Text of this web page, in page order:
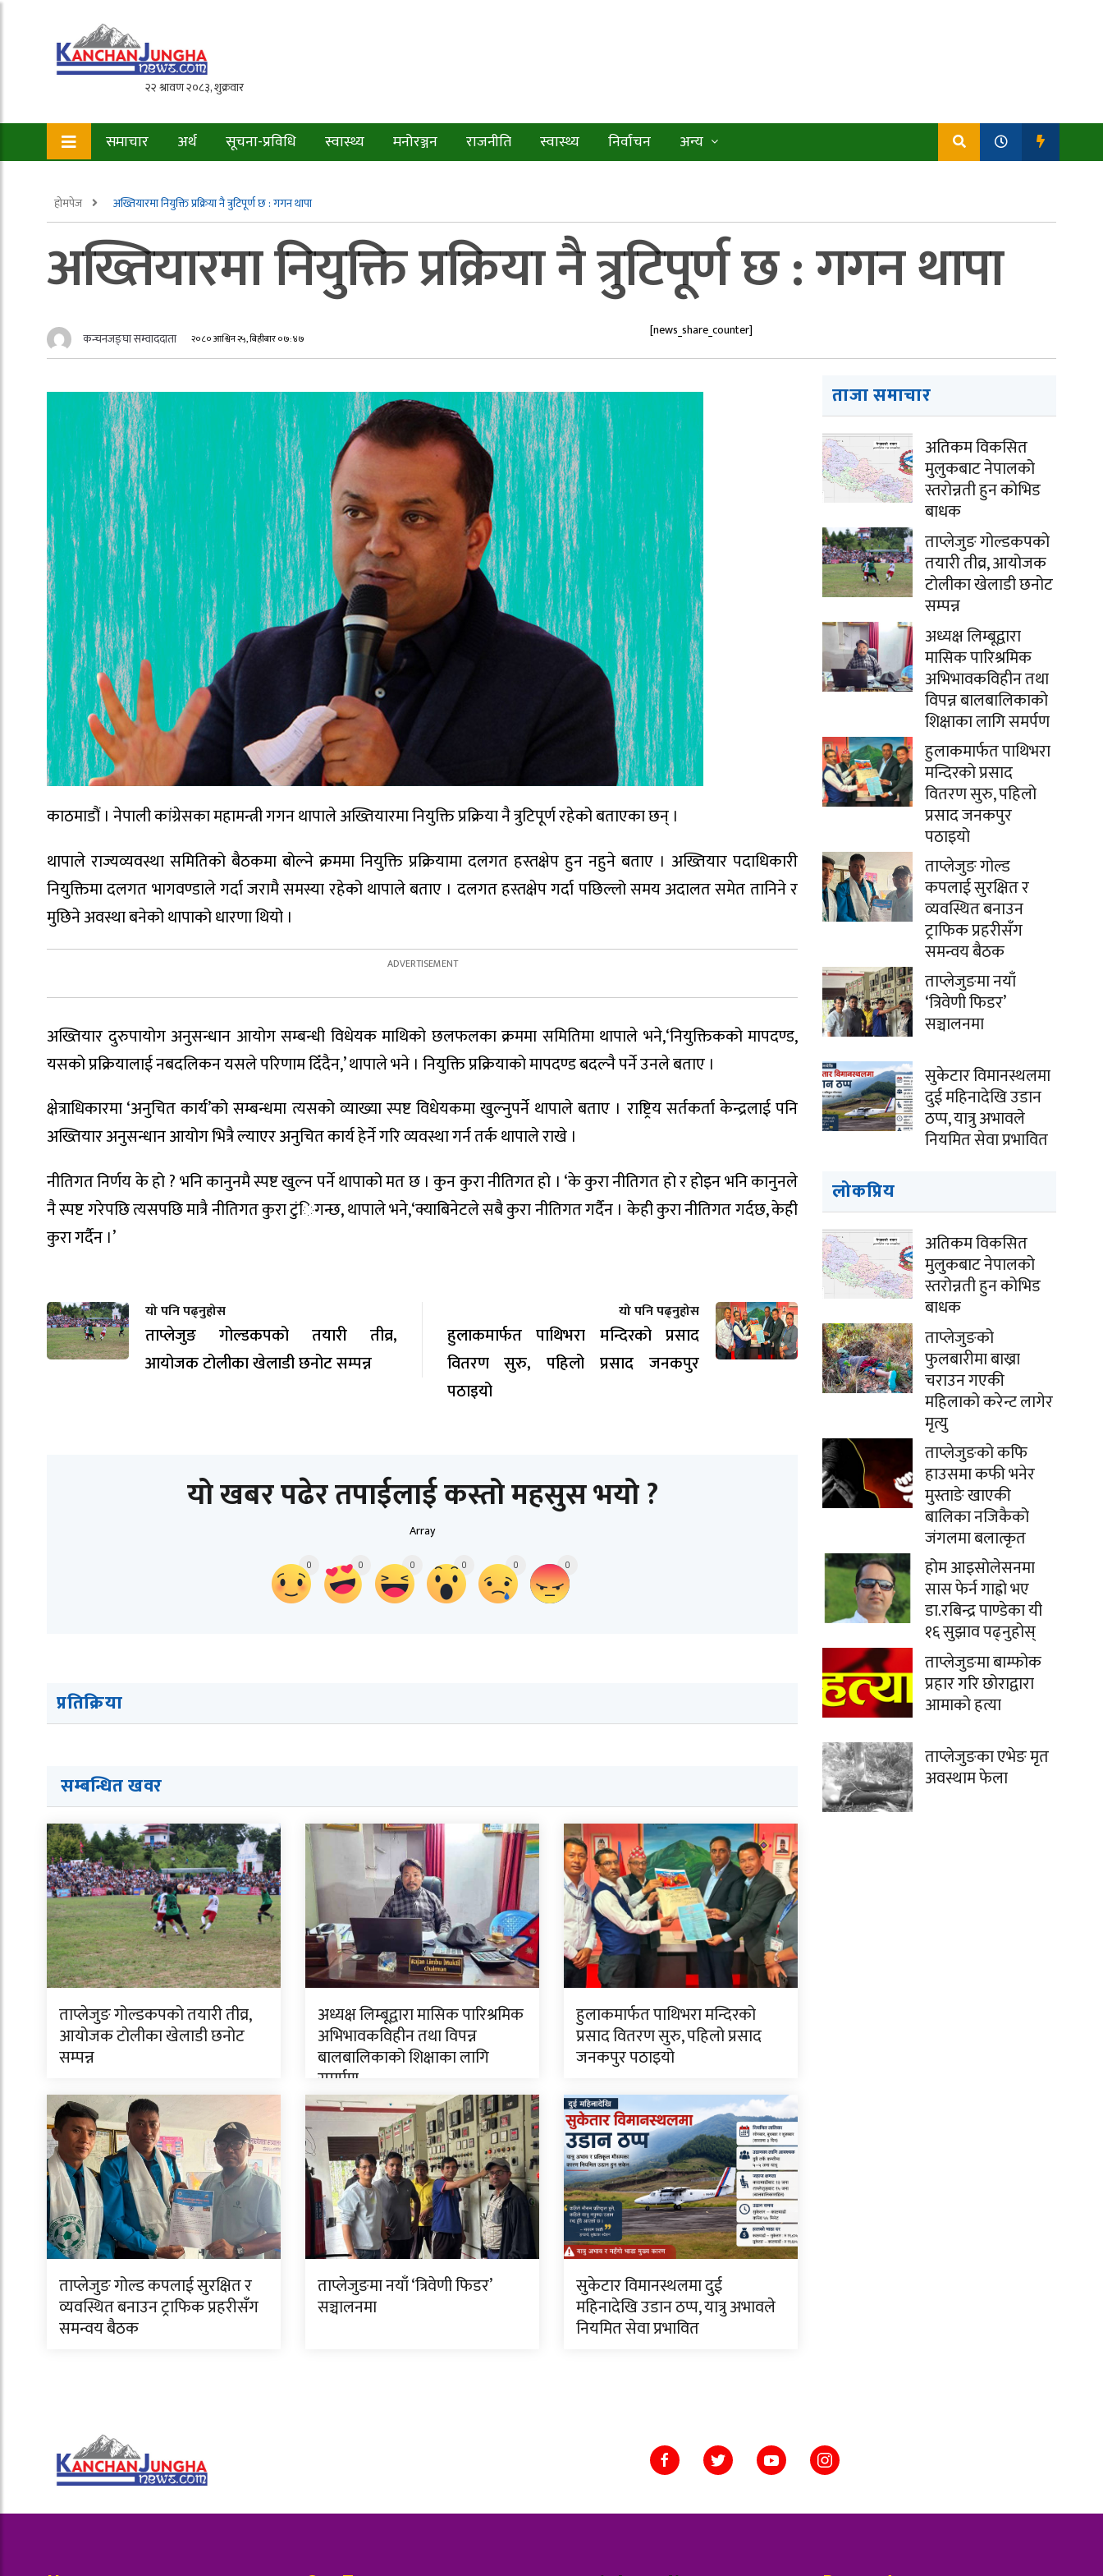
समाचार अर्थ सूचना-प्रविधि स्वास्थ्य मनोरञ्जन राजनीति स्वास्थ्य निर्वाचन अन्य
होमपेज अख्तियारमा नियुक्ति प्रक्रिया नै त्रुटिपूर्ण छ : गगन थापा
अख्तियारमा नियुक्ति प्रक्रिया नै त्रुटिपूर्ण छ : गगन थापा
कन्चनजङ्घा सम्वाददाता २०८० आश्विन २५, बिहीबार ०७:४७ [news_share_counter]
काठमाडौं । नेपाली कांग्रेसका महामन्त्री गगन थापाले अख्तियारमा नियुक्ति प्रक्रिया नै त्रुटिपूर्ण रहेको बताएका छन् ।
थापाले राज्यव्यवस्था समितिको बैठकमा बोल्ने क्रममा नियुक्ति प्रक्रियामा दलगत हस्तक्षेप हुन नहुने बताए । अख्तियार पदाधिकारी
नियुक्तिमा दलगत भागवण्डाले गर्दा जरामै समस्या रहेको थापाले बताए । दलगत हस्तक्षेप गर्दा पछिल्लो समय अदालत समेत तानिने र
मुछिने अवस्था बनेको थापाको धारणा थियो ।
अख्तियार दुरुपायोग अनुसन्धान आयोग सम्बन्धी विधेयक माथिको छलफलका क्रममा समितिमा थापाले भने,‘नियुक्तिकको मापदण्ड,
यसको प्रक्रियालाई नबदलिकन यसले परिणाम दिँदैन,’ थापाले भने । नियुक्ति प्रक्रियाको मापदण्ड बदल्नै पर्ने उनले बताए ।
क्षेत्राधिकारमा ‘अनुचित कार्य’को सम्बन्धमा त्यसको व्याख्या स्पष्ट विधेयकमा खुल्नुपर्ने थापाले बताए । राष्ट्रिय सर्तकर्ता केन्द्रलाई पनि
अख्तियार अनुसन्धान आयोग भित्रै ल्याएर अनुचित कार्य हेर्ने गरि व्यवस्था गर्न तर्क थापाले राखे ।
नीतिगत निर्णय के हो ? भनि कानुनमै स्पष्ट खुल्न पर्ने थापाको मत छ । कुन कुरा नीतिगत हो । ‘के कुरा नीतिगत हो र होइन भनि कानुनले
नै स्पष्ट गरेपछि त्यसपछि मात्रै नीतिगत कुरा टुंिगन्छ, थापाले भने,‘क्याबिनेटले सबै कुरा नीतिगत गर्दैन । केही कुरा नीतिगत गर्दछ, केही
कुरा गर्दैन ।’
यो पनि पढ्नुहोस
ताप्लेजुङ गोल्डकपको तयारी तीव्र,
आयोजक टोलीका खेलाडी छनोट सम्पन्न
यो पनि पढ्नुहोस
हुलाकमार्फत पाथिभरा मन्दिरको प्रसाद
वितरण सुरु, पहिलो प्रसाद जनकपुर
पठाइयो
यो खबर पढेर तपाईलाई कस्तो महसुस भयो ?
Array
0 0 0 0 0 0
प्रतिक्रिया
सम्बन्धित खवर
ताप्लेजुङ गोल्डकपको तयारी तीव्र,
आयोजक टोलीका खेलाडी छनोट
सम्पन्न
अध्यक्ष लिम्बूद्वारा मासिक पारिश्रमिक
अभिभावकविहीन तथा विपन्न
बालबालिकाको शिक्षाका लागि
समर्पण
हुलाकमार्फत पाथिभरा मन्दिरको
प्रसाद वितरण सुरु, पहिलो प्रसाद
जनकपुर पठाइयो
ताप्लेजुङ गोल्ड कपलाई सुरक्षित र
व्यवस्थित बनाउन ट्राफिक प्रहरीसँग
समन्वय बैठक
ताप्लेजुङमा नयाँ ‘त्रिवेणी फिडर’
सञ्चालनमा
सुकेटार विमानस्थलमा दुई
महिनादेखि उडान ठप्प, यात्रु अभावले
नियमित सेवा प्रभावित
ताजा समाचार
अतिकम विकसित
मुलुकबाट नेपालको
स्तरोन्नती हुन कोभिड
बाधक
ताप्लेजुङ गोल्डकपको
तयारी तीव्र, आयोजक
टोलीका खेलाडी छनोट
सम्पन्न
अध्यक्ष लिम्बूद्वारा
मासिक पारिश्रमिक
अभिभावकविहीन तथा
विपन्न बालबालिकाको
शिक्षाका लागि समर्पण
हुलाकमार्फत पाथिभरा
मन्दिरको प्रसाद
वितरण सुरु, पहिलो
प्रसाद जनकपुर
पठाइयो
ताप्लेजुङ गोल्ड
कपलाई सुरक्षित र
व्यवस्थित बनाउन
ट्राफिक प्रहरीसँग
समन्वय बैठक
ताप्लेजुङमा नयाँ
‘त्रिवेणी फिडर’
सञ्चालनमा
सुकेटार विमानस्थलमा
दुई महिनादेखि उडान
ठप्प, यात्रु अभावले
नियमित सेवा प्रभावित
लोकप्रिय
अतिकम विकसित
मुलुकबाट नेपालको
स्तरोन्नती हुन कोभिड
बाधक
ताप्लेजुङको
फुलबारीमा बाख्रा
चराउन गएकी
महिलाको करेन्ट लागेर
मृत्यु
ताप्लेजुङको कफि
हाउसमा कफी भनेर
मुस्ताङे खाएकी
बालिका नजिकैको
जंगलमा बलात्कृत
होम आइसोलेसनमा
सास फेर्न गाह्रो भए
डा.रबिन्द्र पाण्डेका यी
१६ सुझाव पढ्नुहोस्
ताप्लेजुङमा बाम्फोक
प्रहार गरि छोराद्वारा
आमाको हत्या
ताप्लेजुङका एभेङ मृत
अवस्थाम फेला